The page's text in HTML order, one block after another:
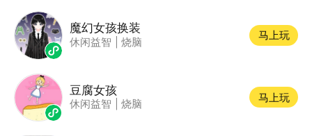
魔幻女孩换装
休闲益智 烧脑
马上玩
豆腐女孩
休闲益智 烧脑
马上玩